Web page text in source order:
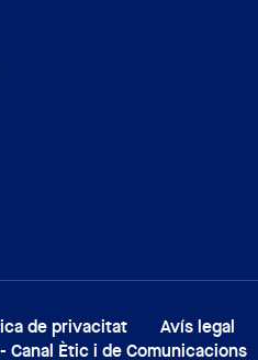
de privacitat
Avís legal
Canal Ètic i de Comunicacions